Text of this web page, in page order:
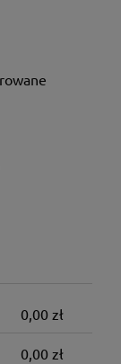
0,00 zł
0,00 zł